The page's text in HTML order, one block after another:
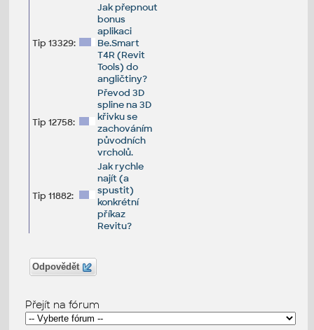
Tip 13329:
Jak přepnout
bonus
aplikaci
Be.Smart
T4R (Revit
Tools) do
angličtiny?
Tip 12758:
Převod 3D
spline na 3D
křivku se
zachováním
původních
vrcholů.
Tip 11882:
Jak rychle
najít (a
spustit)
konkrétní
příkaz
Revitu?
Odpovědět
Přejít na fórum